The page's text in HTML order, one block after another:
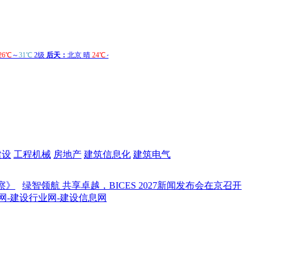
设 工程机械 房地产 建筑信息化 建筑电气
领航 共享卓越，BICES 2027新闻发布会在京召开